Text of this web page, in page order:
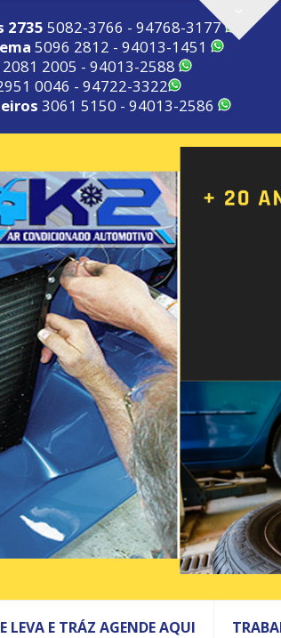
2735 5082-3766 - 94768-3177
5096 2812 - 94013-1451
2081 2005 - 94013-2588
0046 - 94722-3322
3061 5150 - 94013-2586
LEVA E TRÁZ AGENDE AQUI